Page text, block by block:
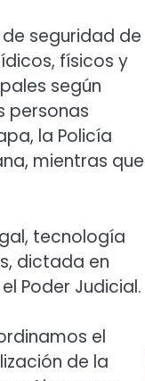
seguridad de
físicos y
según
personas
la Policía
mientras que
tecnología
dictada en
Poder Judicial.
el
de la